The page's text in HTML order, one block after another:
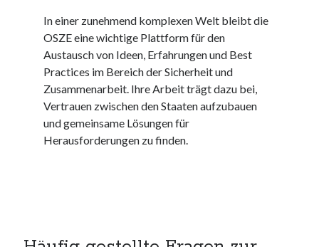
din 18040
fachkraft
ferienhaus
ferienwohnung
ferienwohnung mit pflegebett nordsee
ferienwohnungen
firmenumzug
In einer zunehmend komplexen Welt bleibt die
OSZE eine wichtige Plattform für den
Austausch von Ideen, Erfahrungen und Best
Practices im Bereich der Sicherheit und
Zusammenarbeit. Ihre Arbeit trägt dazu bei,
Vertrauen zwischen den Staaten aufzubauen
und gemeinsame Lösungen für
Herausforderungen zu finden.